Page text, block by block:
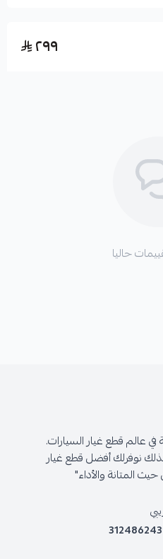
٢٩٩
حاليا
في عالم قطع غيار السيارات.
نوفرلك أفضل قطع غيار
المتانة والأداء"